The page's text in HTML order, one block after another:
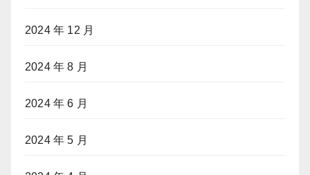
2024 年 12 月
2024 年 8 月
2024 年 6 月
2024 年 5 月